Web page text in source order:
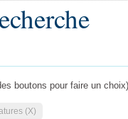
boutons pour faire un choix)
(X)